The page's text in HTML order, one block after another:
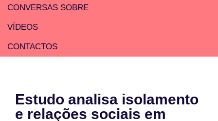
CONVERSAS SOBRE
VÍDEOS
CONTACTOS
Estudo analisa isolamento
e relações sociais em